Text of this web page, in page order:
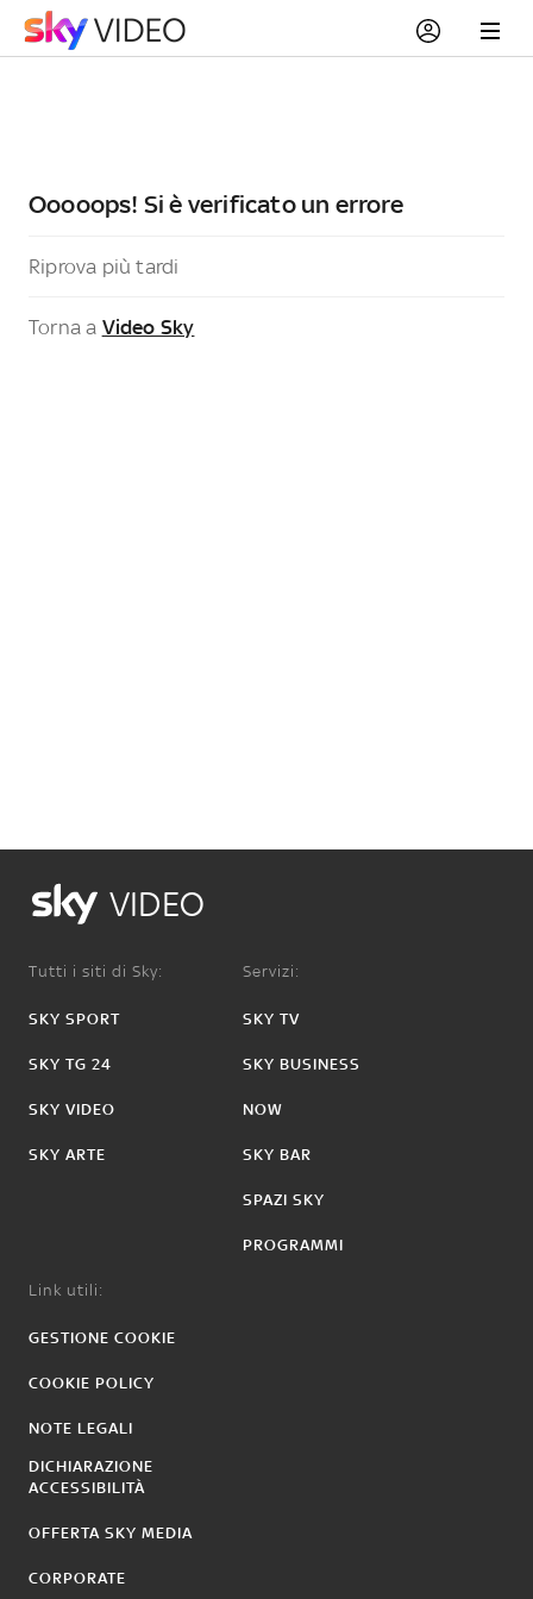
Ooooops! Si è verificato un errore
Riprova più tardi
Torna a Video Sky
VIDEO
Tutti i siti di Sky:
SKY SPORT
SKY TG 24
SKY VIDEO
SKY ARTE
Servizi:
SKY TV
SKY BUSINESS
NOW
SKY BAR
SPAZI SKY
PROGRAMMI
Link utili:
GESTIONE COOKIE
COOKIE POLICY
NOTE LEGALI
DICHIARAZIONE
ACCESSIBILITÀ
OFFERTA SKY MEDIA
CORPORATE